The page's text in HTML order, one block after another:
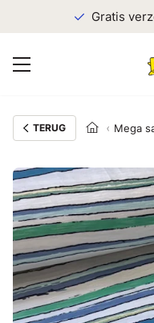
Gratis
TERUG Mega